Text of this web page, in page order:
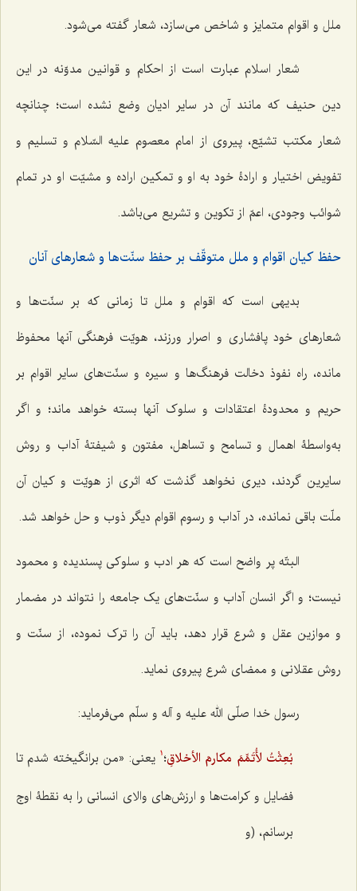
ملل و اقوام متمایز و شاخص می‌سازد، شعار گفته می‌شود.
شعار اسلام عبارت است از احکام و قوانین مدوّنه در این
دین حنیف که مانند آن در سایر ادیان وضع نشده است؛ چنانچه
شعار مکتب تشیّع، پیروی از امام معصوم علیه السّلام و تسلیم و
تفویض اختیار و ارادۀ خود به او و تمکین اراده و مشیّت او در تمام
شوائب وجودی، اعمّ از تکوین و تشریع می‌باشد.
حفظ کیان اقوام و ملل متوقّف بر حفظ سنّت‌ها و شعارهای آنان
بدیهی است که اقوام و ملل تا زمانی که بر سنّت‌ها و
شعارهای خود پافشاری و اصرار ورزند، هویّت فرهنگی آنها محفوظ
مانده، راه نفوذ دخالت فرهنگ‌ها و سیره و سنّت‌های سایر اقوام بر
حریم و محدودۀ اعتقادات و سلوک آنها بسته خواهد ماند؛ و اگر
به‌واسطۀ اهمال و تسامح و تساهل، مفتون و شیفتۀ آداب و روش
سایرین گردند، دیری نخواهد گذشت که اثری از هویّت و کیان آن
ملّت باقی نمانده، در آداب و رسوم اقوام دیگر ذوب و حل خواهد شد.
البتّه پر واضح است که هر ادب و سلوکی پسندیده و محمود
نیست؛ و اگر انسان آداب و سنّت‌های یک جامعه را نتواند در مضمار
و موازین عقل و شرع قرار دهد، باید آن را ترک نموده، از سنّت و
روش عقلانی و ممضای شرع پیروی نماید.
رسول خدا صلّی الله علیه و آله و سلّم می‌فرماید:
بُعِثْتُ لأُتَمِّمَ مکارمَ الأخلاقِ؛ 1 یعنی: «من برانگیخته شدم تا
فضایل و کرامت‌ها و ارزش‌های والای انسانی را به نقطۀ اوج
برسانم، (و